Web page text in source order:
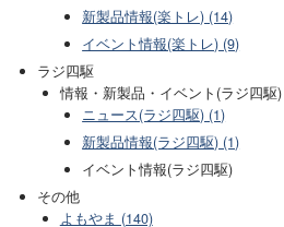
新製品情報(楽トレ) (14)
イベント情報(楽トレ) (9)
ラジ四駆
情報・新製品・イベント(ラジ四駆)
ニュース(ラジ四駆) (1)
新製品情報(ラジ四駆) (1)
イベント情報(ラジ四駆)
その他
よもやま (140)